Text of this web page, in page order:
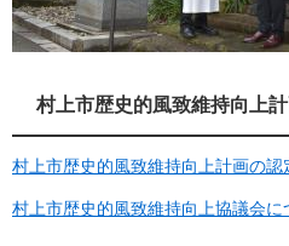
村上市歴史的風致維持向上
村上市歴史的風致維持向上計画の認
村上市歴史的風致維持向上協議会に